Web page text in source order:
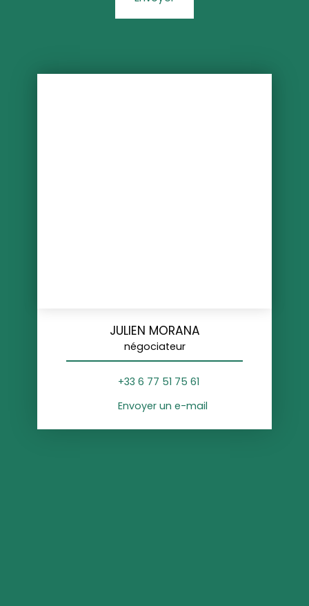
JULIEN MORANA
négociateur
+33 6 77 51 75 61
Envoyer un e-mail